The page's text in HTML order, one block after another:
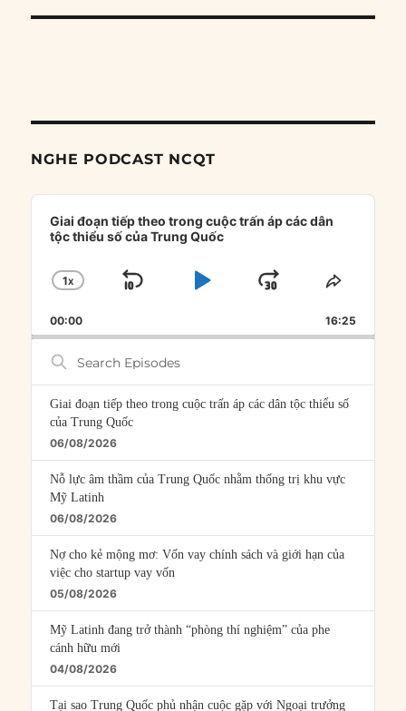
NGHE PODCAST NCQT
Audio
Player
Giai đoạn tiếp theo trong cuộc trấn áp các dân
tộc thiểu số của Trung Quốc
CHANGE
RATE
1X
SKIP
PLAYJUMP
FORWARD
SHARE
00:00 16:25
Search
Episodes
Giai đoạn tiếp theo trong cuộc trấn áp các dân tộc thiểu số
của Trung Quốc
06/08/2026
Nỗ lực âm thầm của Trung Quốc nhằm thống trị khu vực
Mỹ Latinh
06/08/2026
Nợ cho kẻ mộng mơ: Vốn vay chính sách và giới hạn của
việc cho startup vay vốn
05/08/2026
Mỹ Latinh đang trở thành “phòng thí nghiệm” của phe
cánh hữu mới
04/08/2026
Tại sao Trung Quốc phủ nhận cuộc gặp với Ngoại trưởng